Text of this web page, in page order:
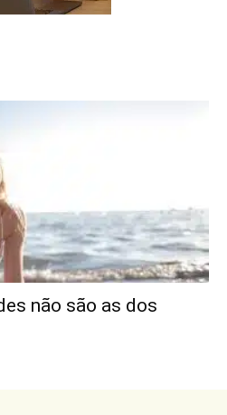
não são as dos